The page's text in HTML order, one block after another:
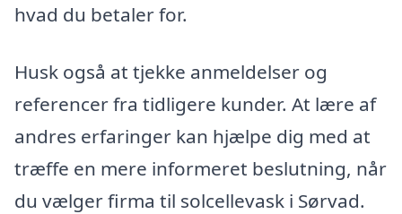
hvad du betaler for.
Husk også at tjekke anmeldelser og
referencer fra tidligere kunder. At lære af
andres erfaringer kan hjælpe dig med at
træffe en mere informeret beslutning, når
du vælger firma til solcellevask i Sørvad.